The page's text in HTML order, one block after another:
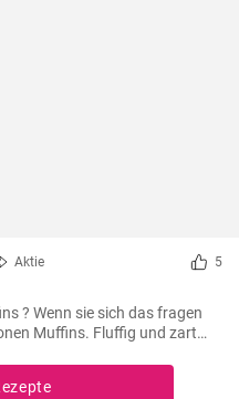
Aktie 5
? Wenn sie sich das fragen
Muffins. Fluffig und zart